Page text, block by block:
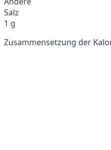
Salz
1 g
Zusammensetzung der